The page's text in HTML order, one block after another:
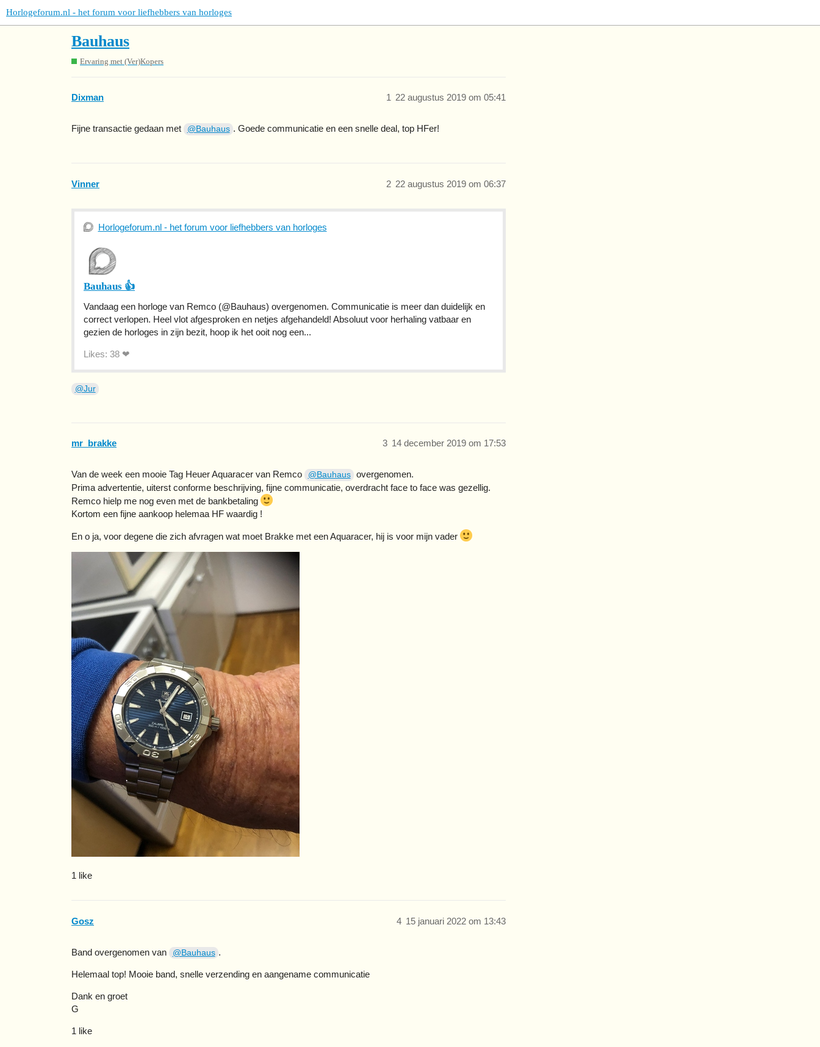
Horlogeforum.nl - het forum voor liefhebbers van horloges
Bauhaus
Ervaring met (Ver)Kopers
Dixman 22 augustus 2019 om 05:41
1
Fijne transactie gedaan met @Bauhaus . Goede communicatie en een snelle deal, top HFer!
Vinner 22 augustus 2019 om 06:37
2
Horlogeforum.nl - het forum voor liefhebbers van horloges
Bauhaus 👍
Vandaag een horloge van Remco (@Bauhaus) overgenomen. Communicatie is meer dan duidelijk en
correct verlopen. Heel vlot afgesproken en netjes afgehandeld! Absoluut voor herhaling vatbaar en
gezien de horloges in zijn bezit, hoop ik het ooit nog een...
Likes: 38 ❤
@Jur
mr_brakke 14 december 2019 om 17:53
3
Van de week een mooie Tag Heuer Aquaracer van Remco @Bauhaus overgenomen.
Prima advertentie, uiterst conforme beschrijving, fijne communicatie, overdracht face to face was gezellig.
Remco hielp me nog even met de bankbetaling
Kortom een fijne aankoop helemaa HF waardig !
En o ja, voor degene die zich afvragen wat moet Brakke met een Aquaracer, hij is voor mijn vader
1 like
Gosz 15 januari 2022 om 13:43
4
Band overgenomen van @Bauhaus .
Helemaal top! Mooie band, snelle verzending en aangename communicatie
Dank en groet
G
1 like